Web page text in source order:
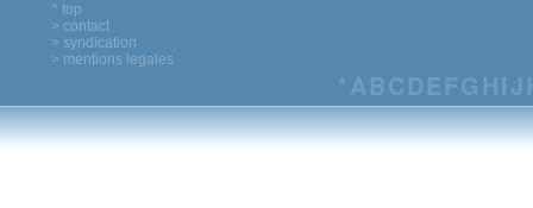
^ top
> contact
> syndication
> mentions legales
*ABCDEFG HIJ